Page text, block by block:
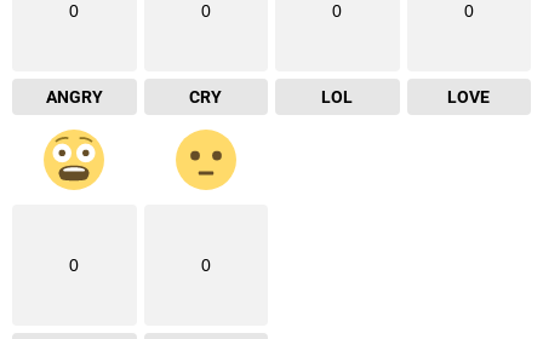
0
ANGRY
0
CRY
0
LOL
0
LOVE
0 0